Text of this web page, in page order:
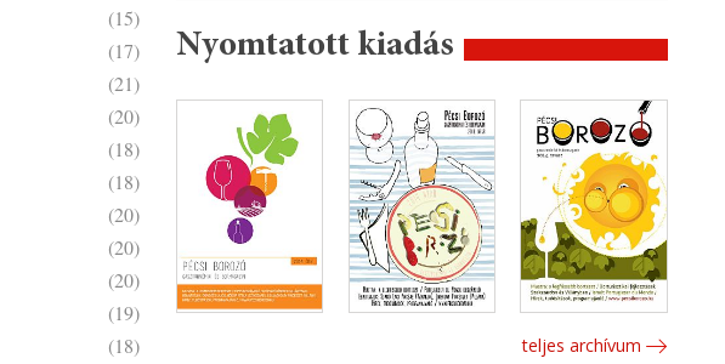
(15)
(17)
(21)
(20)
(18)
(18)
(20)
(20)
(20)
(19)
(18)
Nyomtatott kiadás
teljes archívum